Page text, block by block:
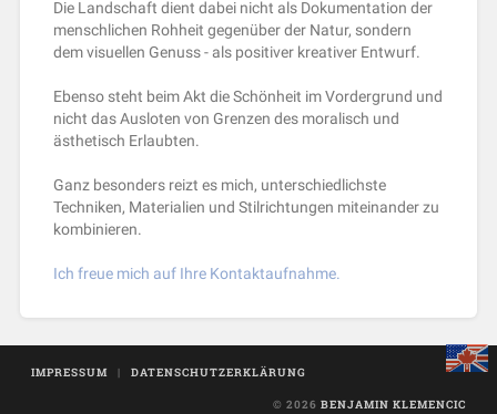
Die Landschaft dient dabei nicht als Dokumentation der
menschlichen Rohheit gegenüber der Natur, sondern
dem visuellen Genuss - als positiver kreativer Entwurf.
Ebenso steht beim Akt die Schönheit im Vordergrund und
nicht das Ausloten von Grenzen des moralisch und
ästhetisch Erlaubten.
Ganz besonders reizt es mich, unterschiedlichste
Techniken, Materialien und Stilrichtungen miteinander zu
kombinieren.
Ich freue mich auf Ihre Kontaktaufnahme.
IMPRESSUM| DATENSCHUTZERKLÄRUNG
© 2026BENJAMIN KLEMENCIC